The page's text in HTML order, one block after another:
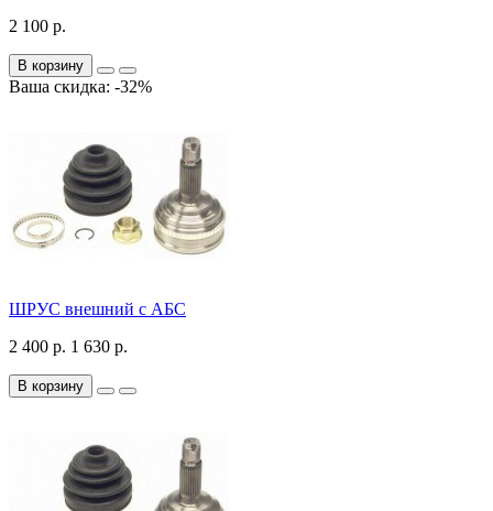
2 100 р.
В корзину
Ваша скидка: -32%
ШРУС внешний с АБС
2 400 р. 1 630 р.
В корзину